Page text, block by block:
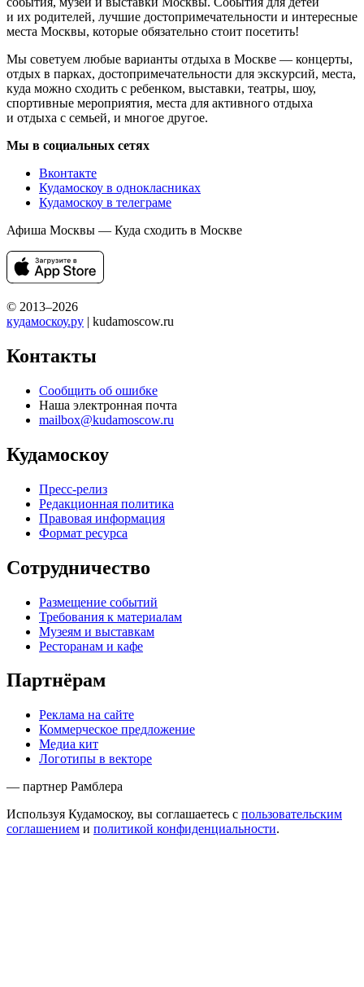
и их родителей, лучшие достопримечательности и интересные
места Москвы, которые обязательно стоит посетить!
Мы советуем любые варианты отдыха в Москве — концерты,
отдых в парках, достопримечательности для экскурсий, места,
куда можно сходить с ребенком, выставки, театры, шоу,
спортивные мероприятия, места для активного отдыха
и отдыха с семьей, и многое другое.
Мы в социальных сетях
Вконтакте
Кудамоскоу в однокласниках
Кудамоскоу в телеграме
Афиша Москвы — Куда сходить в Москве
© 2013–2026
кудамоскоу.ру | kudamoscow.ru
Контакты
Сообщить об ошибке
Наша электронная почта
mailbox@kudamoscow.ru
Кудамоскоу
Пресс-релиз
Редакционная политика
Правовая информация
Формат ресурса
Сотрудничество
Размещение событий
Требования к материалам
Музеям и выставкам
Ресторанам и кафе
Партнёрам
Реклама на сайте
Коммерческое предложение
Медиа кит
Логотипы в векторе
— партнер Рамблера
Используя Кудамоскоу, вы соглашаетесь с пользовательским
соглашением и политикой конфиденциальности.